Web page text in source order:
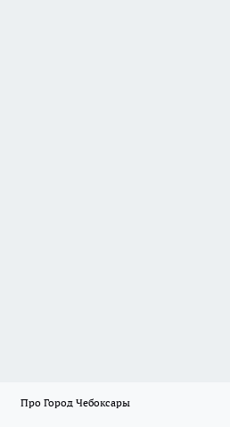
Про Город Чебоксары